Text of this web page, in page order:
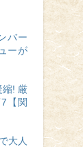
バー
ーが
縮! 厳
【関
大人